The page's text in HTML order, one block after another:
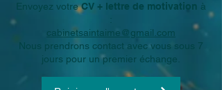
Envoyez votreCV + lettre de motivation à
:
cabinetsaintaime@gmail.com
Nous prendrons contact avec vous sous 7
jours pour un premier échange.